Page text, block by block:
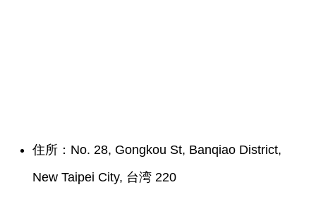
住所：No. 28, Gongkou St, Banqiao District,
New Taipei City, 台湾 220